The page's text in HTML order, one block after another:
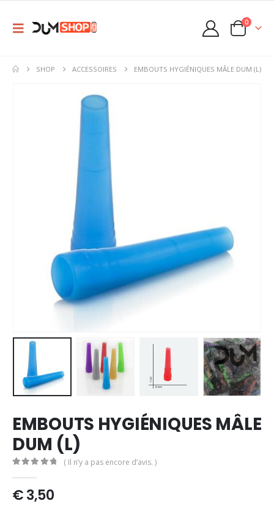
0
SHOP ACCESSOIRES EMBOUTS HYGIÉNIQUES MÂLE DUM (L)
EMBOUTS HYGIÉNIQUES MÂLE
DUM (L)
( Il n’y a pas encore d’avis. )
€3,50